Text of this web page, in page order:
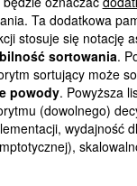
Ta dodatkowa
stosuje się notację
sortowania.
sortujący może
powody. Powyższa
(dowolnego)
wydajność